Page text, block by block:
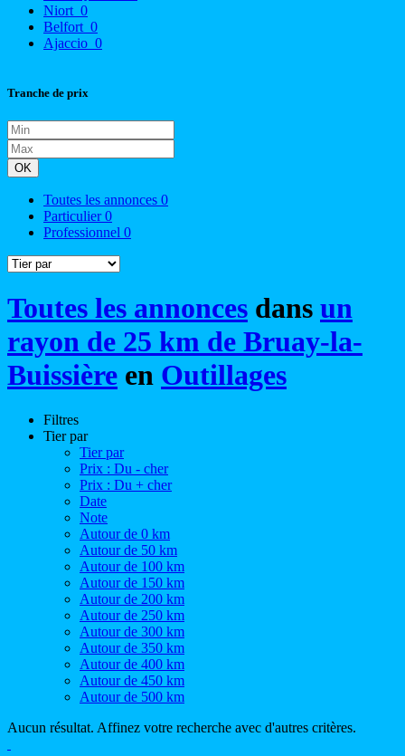
Niort 0
Belfort 0
Ajaccio 0
Tranche de prix
OK
Toutes les annonces 0
Particulier0
Professionnel 0
Toutes les annonces dans un
rayon de 25 km de Bruay-la-
Buissière en Outillages
Filtres
Tier par
Tier par
Prix : Du - cher
Prix : Du + cher
Date
Note
Autour de 0 km
Autour de 50 km
Autour de 100 km
Autour de 150 km
Autour de 200 km
Autour de 250 km
Autour de 300 km
Autour de 350 km
Autour de 400 km
Autour de 450 km
Autour de 500 km
Aucun résultat. Affinez votre recherche avec d'autres critères.